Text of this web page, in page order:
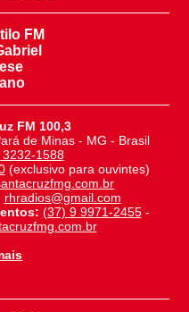
FM
FM 100,3
de Minas - MG - Brasil
1588
(exclusivo para ouvintes)
rhradios@gmail.com
(37) 9 9971-2455-